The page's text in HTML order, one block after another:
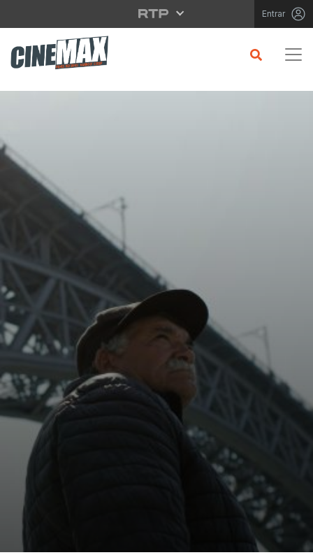
Saltar para o conteúdo principal Entrar